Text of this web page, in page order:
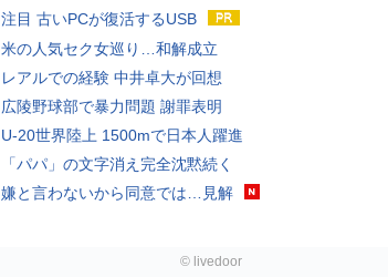
注目 古いPCが復活するUSB
米の人気セク女巡り…和解成立
レアルでの経験 中井卓大が回想
広陵野球部で暴力問題 謝罪表明
U-20世界陸上 1500mで日本人躍進
「パパ」の文字消え完全沈黙続く
嫌と言わないから同意では…見解
© livedoor